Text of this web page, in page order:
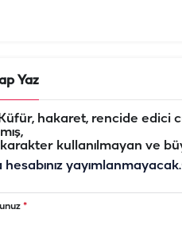
Yaz
hakaret, rencide edici
kullanılmayan ve
hesabınız yayımlanmayacak.
*